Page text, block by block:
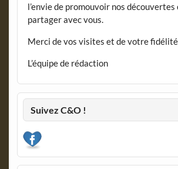
l’envie de promouvoir nos découvertes
partager avec vous.
Merci de vos visites et de votre
L’équipe de rédaction
Suivez C&O !